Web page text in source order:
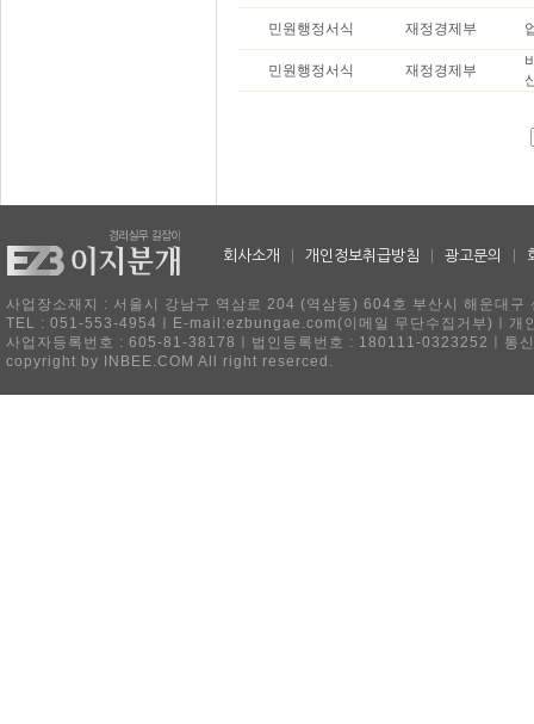
민원행정서식 재정경제부
민원행정서식 재정경제부
회사소개 개인정보취급방침 광고문의
사업장소재지 : 서울시 강남구 역삼로 204 (역삼동) 604호 부산시 해운대
TEL : 051-553-4954ㅣE-mail:ezbungae.com(이메일 무단수집거부)ㅣ개
사업자등록번호 : 605-81-38178ㅣ법인등록번호 : 180111-0323252ㅣ통
copyright by INBEE.COM All right reserced.